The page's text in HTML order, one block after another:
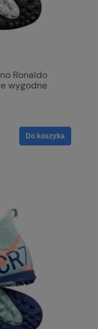
Ronaldo
wygodne
Do koszyka